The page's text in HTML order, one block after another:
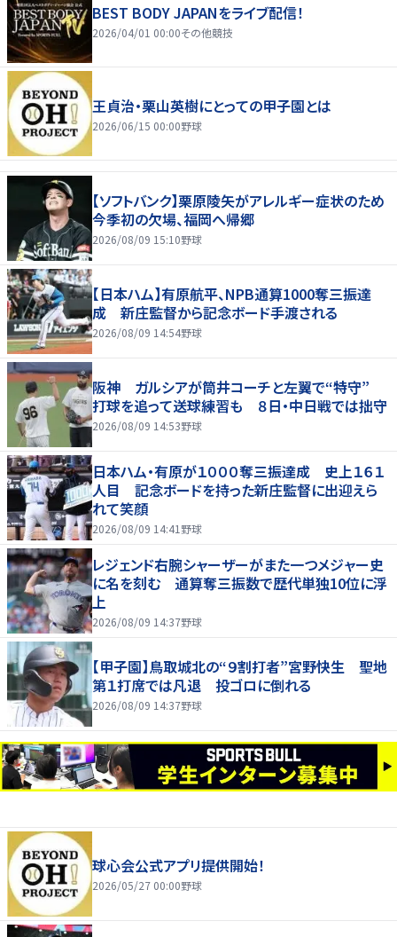
BEST BODY JAPANをライブ配信！
2026/04/01 00:00その他競技
王貞治・栗山英樹にとっての甲子園とは
2026/06/15 00:00野球
【ソフトバンク】栗原陵矢がアレルギー症状のため
今季初の欠場、福岡へ帰郷
2026/08/09 15:10野球
【日本ハム】有原航平、NPB通算1000奪三振達
成 新庄監督から記念ボード手渡される
2026/08/09 14:54野球
阪神 ガルシアが筒井コーチと左翼で“特守”
打球を追って送球練習も ８日・中日戦では拙守
2026/08/09 14:53野球
日本ハム・有原が１０００奪三振達成 史上１６１
人目 記念ボードを持った新庄監督に出迎えら
れて笑顔
2026/08/09 14:41 野球
レジェンド右腕シャーザーがまた一つメジャー史
に名を刻む 通算奪三振数で歴代単独10位に浮
上
2026/08/09 14:37野球
【甲子園】鳥取城北の“９割打者”宮野快生 聖地
第１打席では凡退 投ゴロに倒れる
2026/08/09 14:37野球
球心会公式アプリ提供開始！
2026/05/27 00:00野球